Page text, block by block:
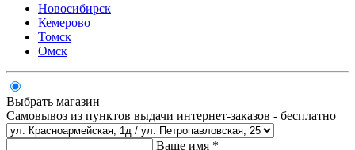
Новосибирск
Кемерово
Томск
Омск
Выбрать магазин
Самовывоз из пунктов выдачи интернет-заказов - бесплатно
Ваше имя *